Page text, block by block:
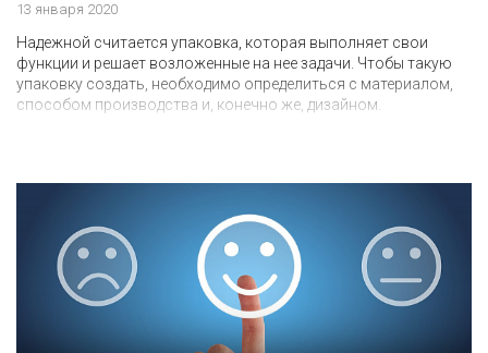
13 января 2020
Надежной считается упаковка, которая выполняет свои
функции и решает возложенные на нее задачи. Чтобы такую
упаковку создать, необходимо определиться с материалом,
способом производства и, конечно же, дизайном.